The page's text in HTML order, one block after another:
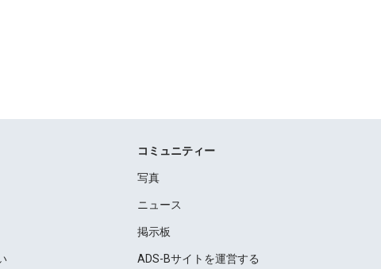
コミュニティー
写真
ニュース
掲示板
ADS-Bサイトを運営する